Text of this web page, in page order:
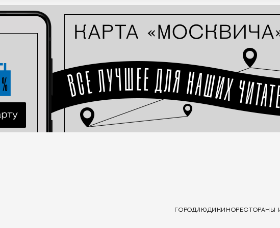
ГОРОДЛЮДИ КИНОРЕСТОРАНЫ